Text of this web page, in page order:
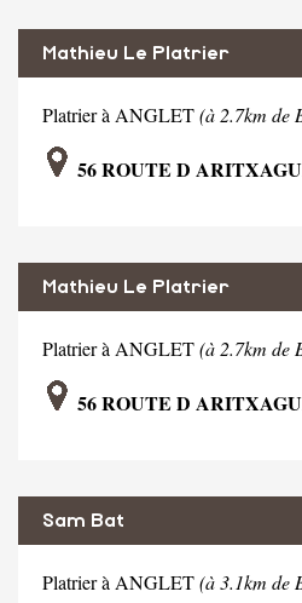
Mathieu Le Platrier
Platrier à ANGLET(à 2.7km de
56 ROUTE D
Mathieu Le Platrier
Platrier à ANGLET(à 2.7km de
56 ROUTE D
Sam Bat
Platrier à ANGLET(à 3.1km de